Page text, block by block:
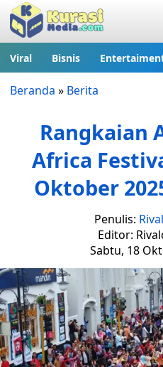
Viral Bisnis
Beranda » Berita
Rangkaian
Africa
Oktober
Penulis:
Editor:
Sabtu, 18